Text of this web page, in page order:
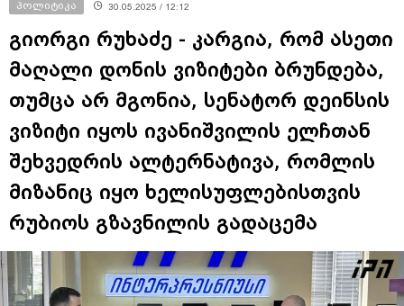
პოლიტიკა 30.05.2025 / 12:12
გიორგი რუხაძე - კარგია, რომ ასეთი
მაღალი დონის ვიზიტები ბრუნდება,
თუმცა არ მგონია, სენატორ დეინსის
ვიზიტი იყოს ივანიშვილის ელჩთან
შეხვედრის ალტერნატივა, რომლის
მიზანიც იყო ხელისუფლებისთვის
რუბიოს გზავნილის გადაცემა